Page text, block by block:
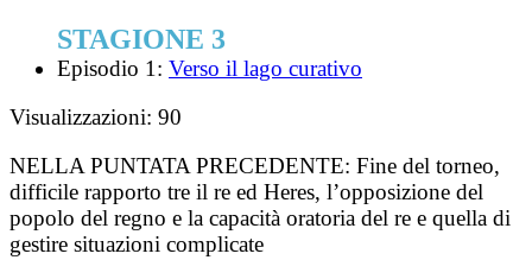
STAGIONE 3
Episodio 1: Verso il lago curativo
Visualizzazioni: 90
NELLA PUNTATA PRECEDENTE: Fine del torneo,
difficile rapporto tre il re ed Heres, l’opposizione del
popolo del regno e la capacità oratoria del re e quella di
gestire situazioni complicate